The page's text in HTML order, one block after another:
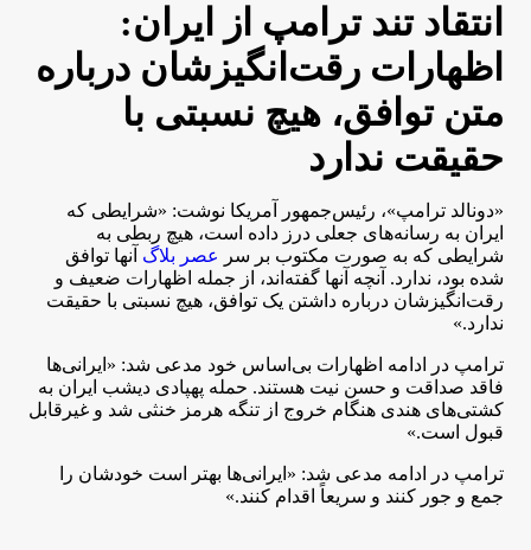
انتقاد تند ترامپ از ایران:
اظهارات رقت‌انگیزشان درباره
متن توافق، هیچ نسبتی با
حقیقت ندارد
«دونالد ترامپ»، رئیس‌جمهور آمریکا نوشت: «شرایطی که
ایران به رسانه‌های جعلی درز داده است، هیچ ربطی به
شرایطی که به صورت مکتوب بر سر عصر بلاگآنها توافق
شده بود، ندارد. آنچه آنها گفته‌اند، از جمله اظهارات ضعیف و
رقت‌انگیزشان درباره داشتن یک توافق، هیچ نسبتی با حقیقت
ندارد.»
ترامپ در ادامه اظهارات بی‌اساس خود مدعی شد: «ایرانی‌ها
فاقد صداقت و حسن نیت هستند. حمله پهپادی دیشب ایران به
کشتی‌های هندی هنگام خروج از تنگه هرمز خنثی شد و غیرقابل
قبول است.»
ترامپ در ادامه مدعی شد: «ایرانی‌ها بهتر است خودشان را
جمع و جور کنند و سریعاً اقدام کنند.»